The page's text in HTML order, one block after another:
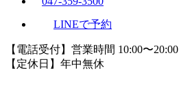
LINEで予約
【電話受付】営業時間 10:00〜20:00
【定休日】年中無休